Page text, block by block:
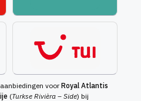
voorRoyal Atlantis
(Turkse Rivièra – Side) bij